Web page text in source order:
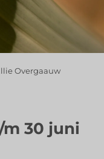
Overgaauw
m 30 juni